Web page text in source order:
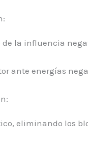
la influencia
ante energías
eliminando los